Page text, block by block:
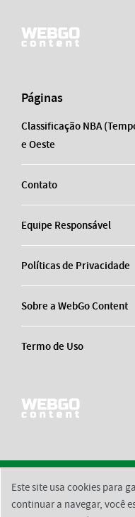
Páginas
Classificação NBA
e Oeste
Contato
Equipe Responsável
Políticas de Privacidade
Sobre a WebGo Content
Termo de Uso
Contato
Equipe
Este site usa cookies para
continuar a navegar, você